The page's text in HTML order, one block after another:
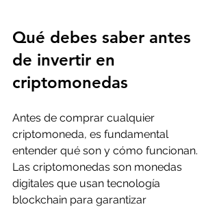
Qué debes saber antes
de invertir en
criptomonedas
Antes de comprar cualquier
criptomoneda, es fundamental
entender qué son y cómo funcionan.
Las criptomonedas son monedas
digitales que usan tecnología
blockchain para garantizar